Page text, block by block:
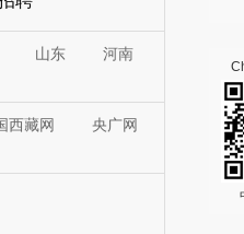
山东
河南
西藏网 央广网